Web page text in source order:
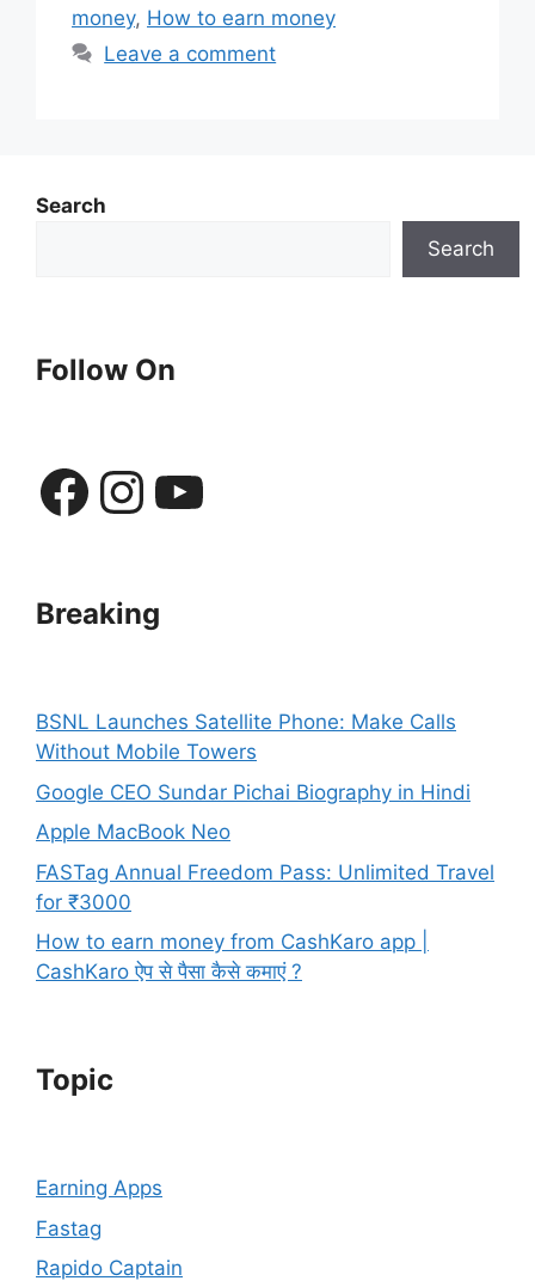
money, How to earn money
Leave a comment
Search
Search
Follow On
Facebook
Instagram
YouTube
Breaking
BSNL Launches Satellite Phone: Make Calls
Without Mobile Towers
Google CEO Sundar Pichai Biography in Hindi
Apple MacBook Neo
FASTag Annual Freedom Pass: Unlimited Travel
for ₹3000
How to earn money from CashKaro app |
CashKaro ऐप से पैसा कैसे कमाएं ?
Topic
Earning Apps
Fastag
Rapido Captain